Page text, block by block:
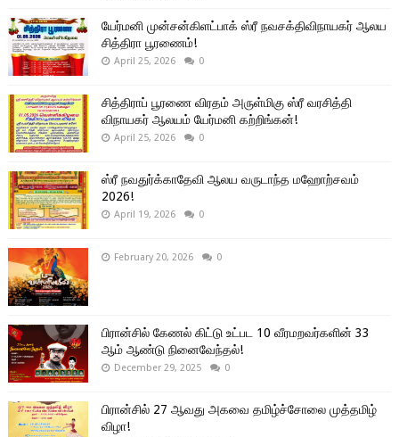
யேர்மனி முன்சன்கிளட்பாக் ஸ்ரீ நவசக்திவிநாயகர் ஆலய
சித்திரா பூரணைம்!
April 25, 2026 0
சித்திராப் பூரணை விரதம் அருள்மிகு ஸ்ரீ வரசித்தி
விநாயகர் ஆலயம் யேர்மனி கற்றிங்கன்!
April 25, 2026 0
ஸ்ரீ நவதுர்க்காதேவி ஆலய வருடாந்த மஹோற்சவம்
2026!
April 19, 2026 0
February 20, 2026 0
பிரான்சில் கேணல் கிட்டு உட்பட 10 வீரமறவர்களின் 33
ஆம் ஆண்டு நினைவேந்தல்!
December 29, 2025 0
பிரான்சில் 27 ஆவது அகவை தமிழ்ச்சோலை முத்தமிழ்
விழா!